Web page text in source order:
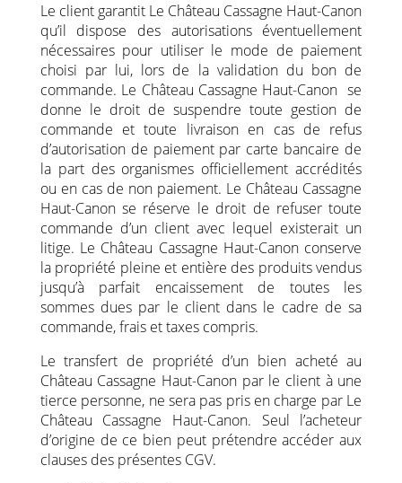
Le client garantit Le Château Cassagne Haut-Canon
qu’il dispose des autorisations éventuellement
nécessaires pour utiliser le mode de paiement
choisi par lui, lors de la validation du bon de
commande. Le Château Cassagne Haut-Canon se
donne le droit de suspendre toute gestion de
commande et toute livraison en cas de refus
d’autorisation de paiement par carte bancaire de
la part des organismes officiellement accrédités
ou en cas de non paiement. Le Château Cassagne
Haut-Canon se réserve le droit de refuser toute
commande d’un client avec lequel existerait un
litige. Le Château Cassagne Haut-Canon conserve
la propriété pleine et entière des produits vendus
jusqu’à parfait encaissement de toutes les
sommes dues par le client dans le cadre de sa
commande, frais et taxes compris.
Le transfert de propriété d’un bien acheté au
Château Cassagne Haut-Canon par le client à une
tierce personne, ne sera pas pris en charge par Le
Château Cassagne Haut-Canon. Seul l’acheteur
d’origine de ce bien peut prétendre accéder aux
clauses des présentes CGV.